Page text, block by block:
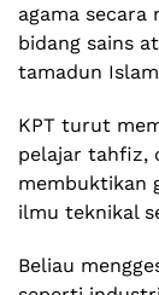
agama secara
bidang sains
tamadun
KPT turut
pelajar tahfiz,
membuktikan
ilmu teknikal
Beliau